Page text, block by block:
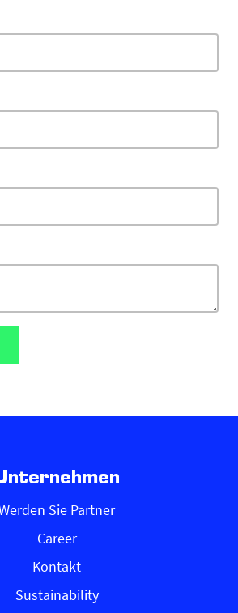
Sie Partner
Career
Kontakt
Sustainability